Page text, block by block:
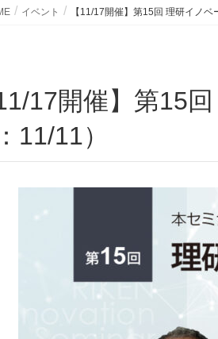
イベント 【11/17開催】第15回 理研イノ
＞（申込締
11/11）